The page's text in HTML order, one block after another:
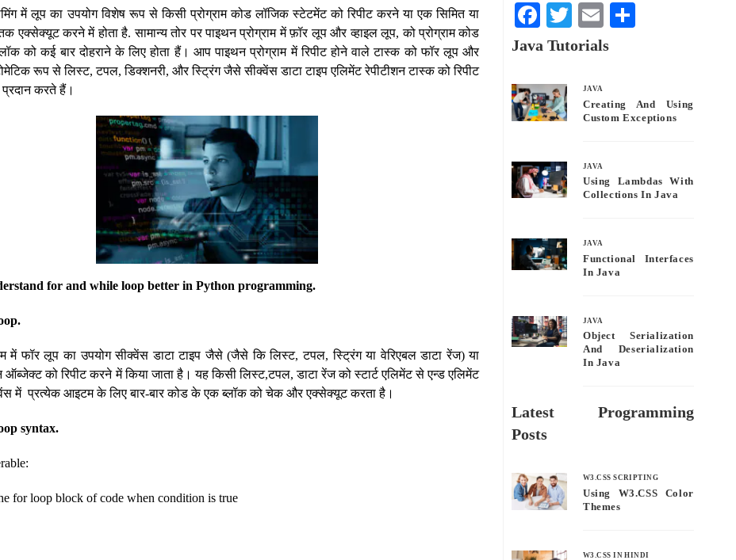
में लूप का उपयोग विशेष रूप से किसी प्रोग्राम कोड लॉजिक स्टेटमेंट को रिपीट करने या एक सिमित या
एक्सेक्यूट करने में होता है. सामान्य तोर पर पाइथन प्रोग्राम में फ़ॉर लूप और व्हाइल लूप, को प्रोग्राम कोड
को कई बार दोहराने के लिए होता हैं। आप पाइथन प्रोग्राम में रिपीट होने वाले टास्क को फॉर लूप और
रूप से लिस्ट, टपल, डिक्शनरी, और स्ट्रिंग जैसे सीक्वेंस डाटा टाइप एलिमेंट रेपीटीशन टास्क को रिपीट
प्रदान करते हैं।
for and while loop better in Python programming.
में फॉर लूप का उपयोग सीक्वेंस डाटा टाइप जैसे (जैसे कि लिस्ट, टपल, स्ट्रिंग या वेरिएबल डाटा रेंज) या
ऑब्जेक्ट को रिपीट करने में किया जाता है। यह किसी लिस्ट,टपल, डाटा रेंज को स्टार्ट एलिमेंट से एन्ड एलिमेंट
में प्रत्येक आइटम के लिए बार-बार कोड के एक ब्लॉक को चेक और एक्सेक्यूट करता है।
syntax.
for loop block of code when condition is true
Fa
ce
ok
T
wi
E
m
Java Tutorials
JAVA
Creating And Using
Custom Exceptions
JAVA
Using Lambdas With
Collections In Java
JAVA
Functional Interfaces
In Java
JAVA
Object Serialization
And Deserialization
In Java
Latest Programming
Posts
W3.CSS SCRIPTING
Using W3.CSS Color
Themes
W3.CSS IN HINDI